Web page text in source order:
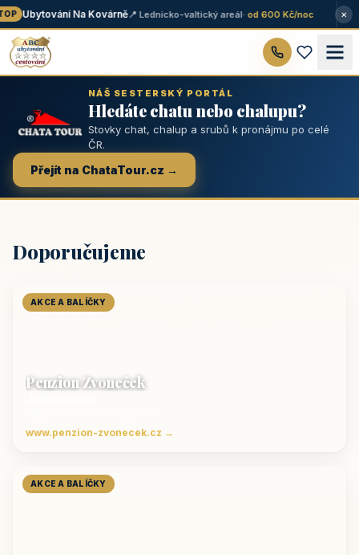
Ubytování Na Kovárně📍 Lednicko-valtický areál· od 600 Kč/noc ×
NÁŠ SESTERSKÝ PORTÁL
Hledáte chatu nebo chalupu?
Stovky chat, chalup a srubů k pronájmu po celé
ČR.
Přejít na ChataTour.cz →
Doporučujeme
AKCE A BALÍČKY
Penzion Zvoneček
www.penzion-zvonecek.cz →
AKCE A BALÍČKY